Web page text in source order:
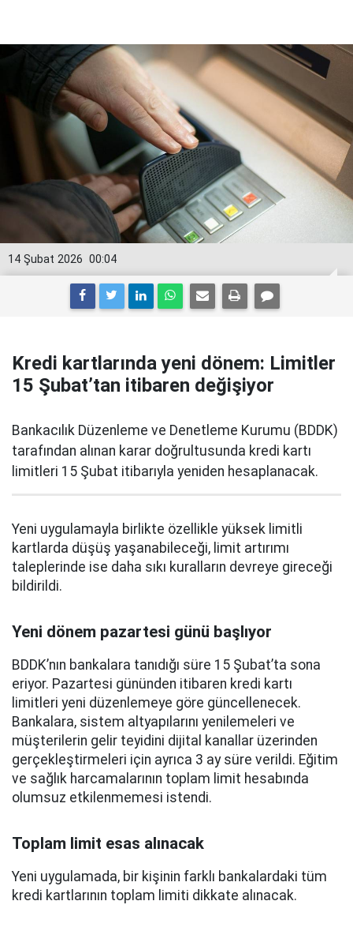
00:04
14 Şubat 2026
Kredi kartlarında yeni dönem: Limitler
15 Şubat’tan itibaren değişiyor
Bankacılık Düzenleme ve Denetleme Kurumu (BDDK)
tarafından alınan karar doğrultusunda kredi kartı
limitleri 15 Şubat itibarıyla yeniden hesaplanacak.
Yeni uygulamayla birlikte özellikle yüksek limitli
kartlarda düşüş yaşanabileceği, limit artırımı
taleplerinde ise daha sıkı kuralların devreye gireceği
bildirildi.
Yeni dönem pazartesi günü başlıyor
BDDK’nın bankalara tanıdığı süre 15 Şubat’ta sona
eriyor. Pazartesi gününden itibaren kredi kartı
limitleri yeni düzenlemeye göre güncellenecek.
Bankalara, sistem altyapılarını yenilemeleri ve
müşterilerin gelir teyidini dijital kanallar üzerinden
gerçekleştirmeleri için ayrıca 3 ay süre verildi. Eğitim
ve sağlık harcamalarının toplam limit hesabında
olumsuz etkilenmemesi istendi.
Toplam limit esas alınacak
Yeni uygulamada, bir kişinin farklı bankalardaki tüm
kredi kartlarının toplam limiti dikkate alınacak.